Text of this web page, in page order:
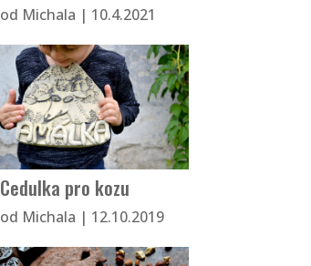
od Michala | 10.4.2021
Cedulka pro kozu
od Michala | 12.10.2019